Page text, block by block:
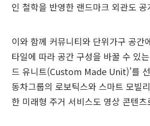
인 철학을 반영한 랜드마크 외관도 공
이와 함께 커뮤니티와 단위가구 공간
타일에 따라 공간 구성을 바꿀 수 있
드 유니트(Custom Made Unit)’를
동차그룹의 로보틱스와 스마트 모빌
한 미래형 주거 서비스도 영상 콘텐